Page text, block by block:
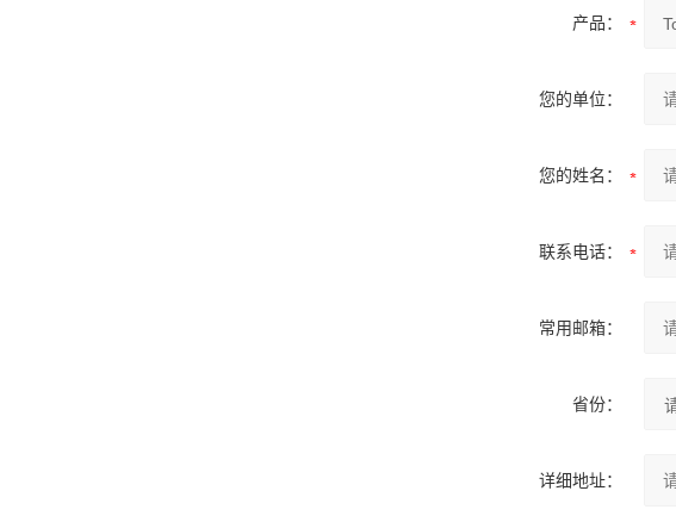
产品：
您的单位：
您的姓名：
联系电话：
常用邮箱：
省份：
详细地址：